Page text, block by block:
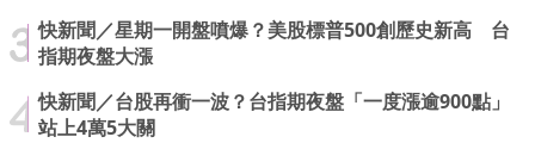
快新聞／星期一開盤噴爆？美股標普500創歷史新高 台
指期夜盤大漲
快新聞／台股再衝一波？台指期夜盤「一度漲逾900點」
站上4萬5大關